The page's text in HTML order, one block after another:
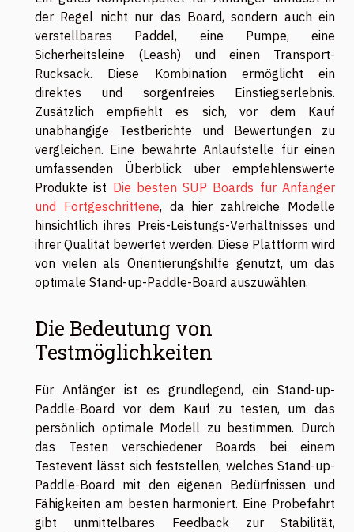
der Regel nicht nur das Board, sondern auch ein
verstellbares Paddel, eine Pumpe, eine
Sicherheitsleine (Leash) und einen Transport-
Rucksack. Diese Kombination ermöglicht ein
direktes und sorgenfreies Einstiegserlebnis.
Zusätzlich empfiehlt es sich, vor dem Kauf
unabhängige Testberichte und Bewertungen zu
vergleichen. Eine bewährte Anlaufstelle für einen
umfassenden Überblick über empfehlenswerte
Produkte ist Die besten SUP Boards für Anfänger
und Fortgeschrittene, da hier zahlreiche Modelle
hinsichtlich ihres Preis-Leistungs-Verhältnisses und
ihrer Qualität bewertet werden. Diese Plattform wird
von vielen als Orientierungshilfe genutzt, um das
optimale Stand-up-Paddle-Board auszuwählen.
Die Bedeutung von
Testmöglichkeiten
Für Anfänger ist es grundlegend, ein Stand-up-
Paddle-Board vor dem Kauf zu testen, um das
persönlich optimale Modell zu bestimmen. Durch
das Testen verschiedener Boards bei einem
Testevent lässt sich feststellen, welches Stand-up-
Paddle-Board mit den eigenen Bedürfnissen und
Fähigkeiten am besten harmoniert. Eine Probefahrt
gibt unmittelbares Feedback zur Stabilität,